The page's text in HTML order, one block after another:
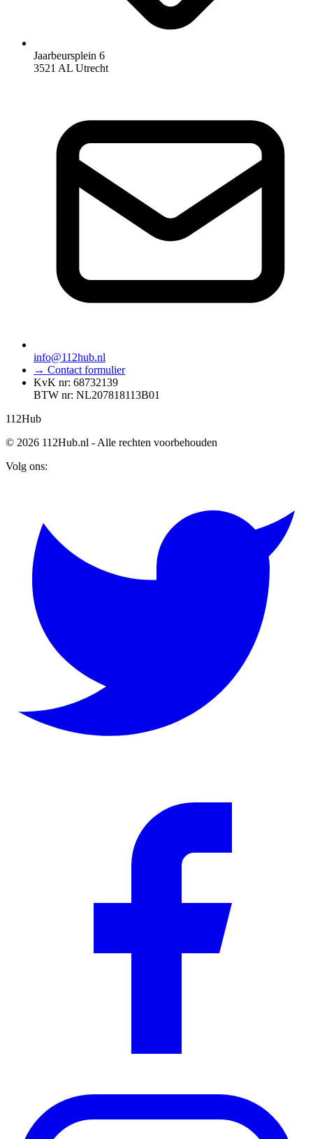
Jaarbeursplein 6
3521 AL Utrecht
info@112hub.nl
→ Contact formulier
KvK nr: 68732139
BTW nr: NL207818113B01
112Hub
© 2026 112Hub.nl - Alle rechten voorbehouden
Volg ons: